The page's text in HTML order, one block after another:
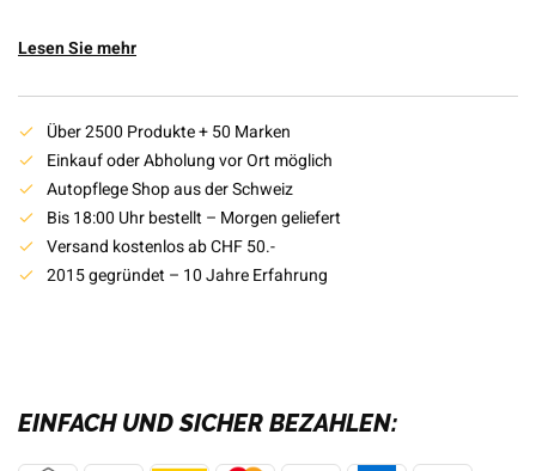
Lesen Sie mehr
Über 2500 Produkte + 50 Marken
Einkauf oder Abholung vor Ort möglich
Autopflege Shop aus der Schweiz
Bis 18:00 Uhr bestellt – Morgen geliefert
Versand kostenlos ab CHF 50.-
2015 gegründet – 10 Jahre Erfahrung
EINFACH UND SICHER BEZAHLEN: